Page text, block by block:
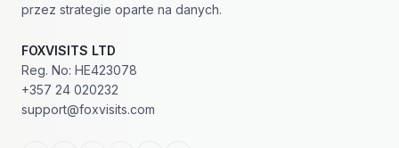
przez strategie oparte na danych.
FOXVISITS LTD
Reg. No: HE423078
+357 24 020232
support@foxvisits.com